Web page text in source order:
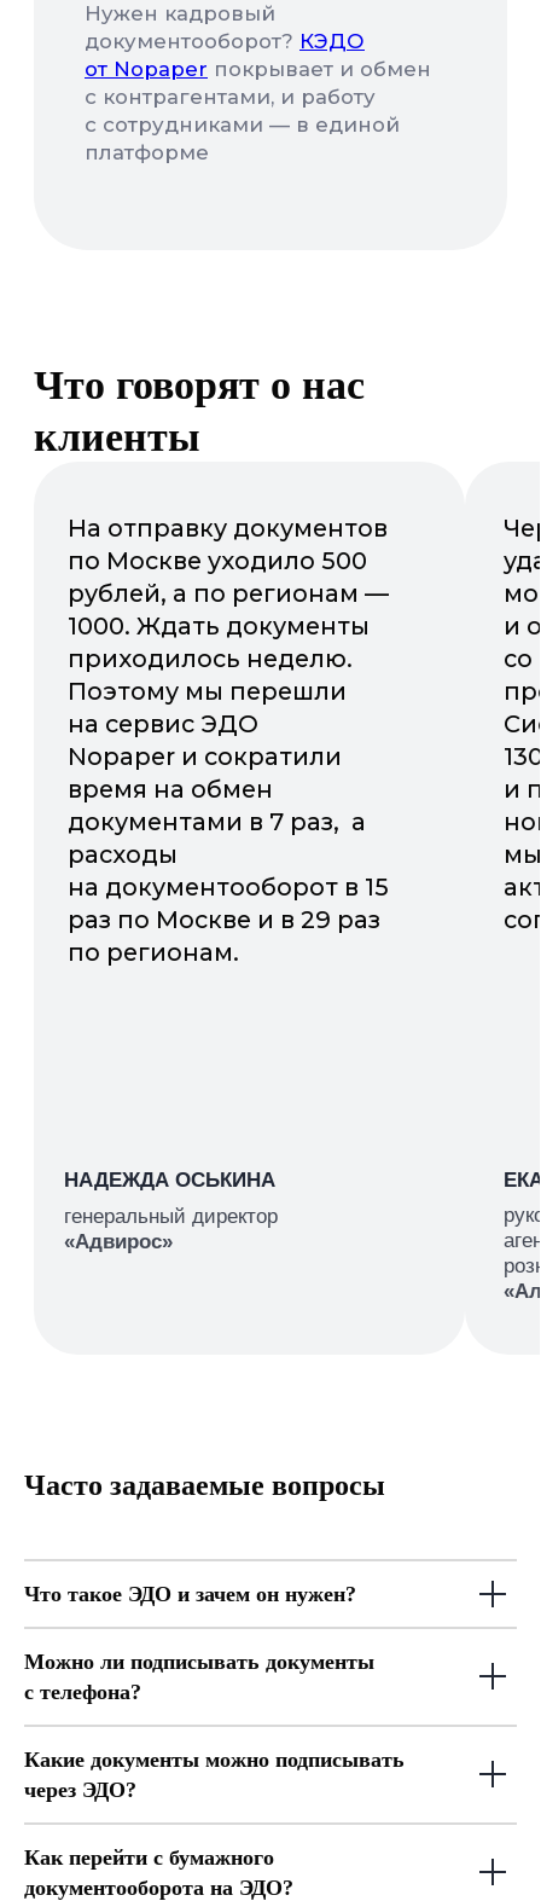
Часто задаваемые вопросы
Что такое ЭДО и зачем он нужен?
Можно ли подписывать документы
с телефона?
Какие документы можно подписывать
через ЭДО?
Как перейти с бумажного
документооборота на ЭДО?